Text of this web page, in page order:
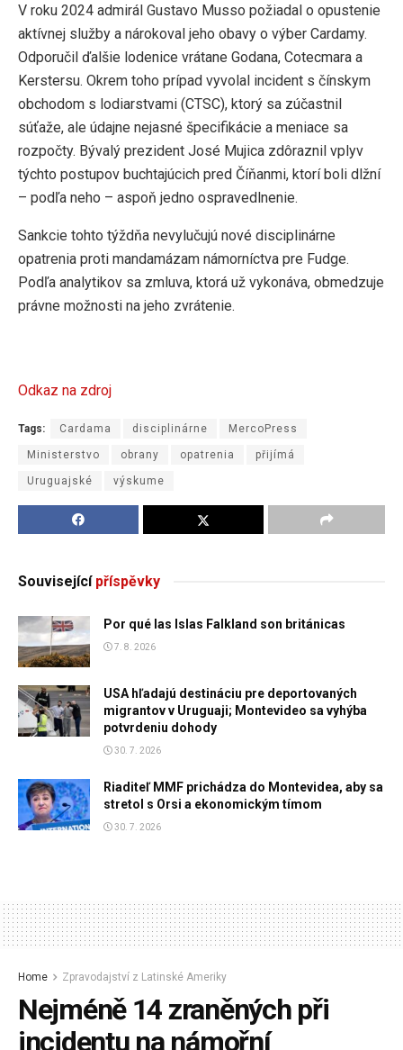
V roku 2024 admirál Gustavo Musso požiadal o opustenie
aktívnej služby a nárokoval jeho obavy o výber Cardamy.
Odporučil ďalšie lodenice vrátane Godana, Cotecmara a
Kerstersu. Okrem toho prípad vyvolal incident s čínskym
obchodom s lodiarstvami (CTSC), ktorý sa zúčastnil
súťaže, ale údajne nejasné špecifikácie a meniace sa
rozpočty. Bývalý prezident José Mujica zdôraznil vplyv
týchto postupov buchtajúcich pred Číňanmi, ktorí boli dlžní
– podľa neho – aspoň jedno ospravedlnenie.
Sankcie tohto týždňa nevylučujú nové disciplinárne
opatrenia proti mandamázam námorníctva pre Fudge.
Podľa analytikov sa zmluva, ktorá už vykonáva, obmedzuje
právne možnosti na jeho zvrátenie.
Odkaz na zdroj
Tags: Cardama disciplinárne MercoPress
Ministerstvo obrany opatrenia přijímá
Uruguajské výskume
Souvisejícípříspěvky
Por qué las Islas Falkland son británicas
7. 8. 2026
USA hľadajú destináciu pre deportovaných
migrantov v Uruguaji; Montevideo sa vyhýba
potvrdeniu dohody
30. 7. 2026
Riaditeľ MMF prichádza do Montevidea, aby sa
stretol s Orsi a ekonomickým tímom
30. 7. 2026
Home Zpravodajství z Latinské Ameriky
Nejméně 14 zraněných při
incidentu na námořní